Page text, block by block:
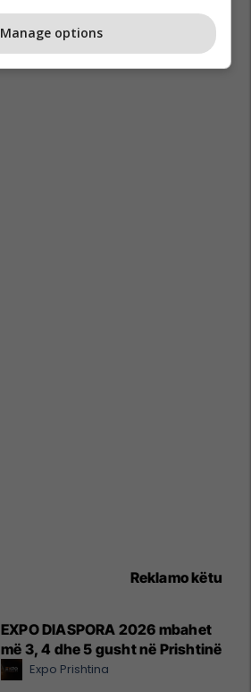
Reklamo këtu
EXPO DIASPORA 2026 mbahet
më 3, 4 dhe 5 gusht në Prishtinë
Expo Prishtina
Manage options